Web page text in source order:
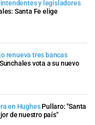
y legisladores
Santa Fe elige
renueva tres bancas
vota a su nuevo
en Hughes Pullaro: "Santa
de nuestro país"